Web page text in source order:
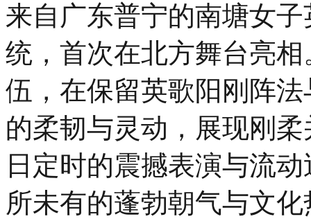
来自广东普宁的南塘女子
统，首次在北方舞台亮相
伍，在保留英歌阳刚阵
的柔韧与灵动，展现刚
日定时的震撼表演与流
所未有的蓬勃朝气与文